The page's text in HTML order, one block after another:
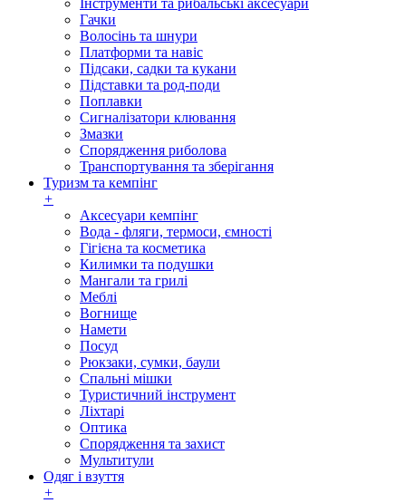
Інструменти та рибальські аксесуари
Гачки
Волосінь та шнури
Платформи та навіс
Підсаки, садки та кукани
Підставки та род-поди
Поплавки
Сигналізатори клювання
Змазки
Спорядження риболова
Транспортування та зберігання
Туризм та кемпінг
+
Аксесуари кемпінг
Вода - фляги, термоси, ємності
Гігієна та косметика
Килимки та подушки
Мангали та грилі
Меблі
Вогнище
Намети
Посуд
Рюкзаки, сумки, баули
Спальні мішки
Туристичний інструмент
Ліхтарі
Оптика
Спорядження та захист
Мультитули
Одяг і взуття
+